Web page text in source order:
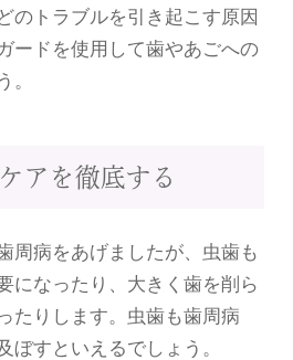
のトラブルを引き起こす原因
ードを使用して歯やあごへの
アを徹底する
周病をあげましたが、虫歯も
になったり、大きく歯を削ら
たりします。虫歯も歯周病
ぼすといえるでしょう。